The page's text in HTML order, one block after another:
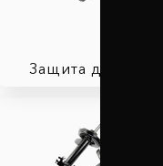
Защита двигателя